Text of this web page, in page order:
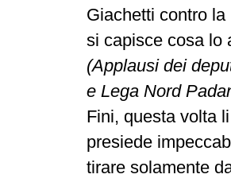
Giachetti contro
si capisce cosa lo
(Applausi dei
e Lega Nord
Fini, questa volta
presiede
tirare solamente